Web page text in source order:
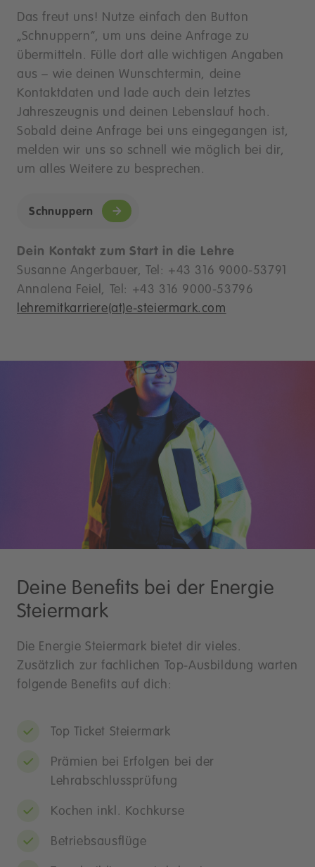
Das freut uns! Nutze einfach den Button
„Schnuppern“, um uns deine Anfrage zu
übermitteln. Fülle dort alle wichtigen Angaben
aus – wie deinen Wunschtermin, deine
Kontaktdaten und lade auch dein letztes
Jahreszeugnis und deinen Lebenslauf hoch.
Sobald deine Anfrage bei uns eingegangen ist,
melden wir uns so schnell wie möglich bei dir,
um alles Weitere zu besprechen.
Schnuppern
Dein Kontakt zum Start in die Lehre
Susanne Angerbauer, Tel: +43 316 9000-53791
Annalena Feiel, Tel: +43 316 9000-53796
lehremitkarriere(at)e-steiermark.com
Deine Benefits bei der Energie
Steiermark
Die Energie Steiermark bietet dir vieles.
Zusätzlich zur fachlichen Top-Ausbildung warten
folgende Benefits auf dich:
Top Ticket Steiermark
Prämien bei Erfolgen bei der
Lehrabschlussprüfung
Kochen inkl. Kochkurse
Betriebsausflüge